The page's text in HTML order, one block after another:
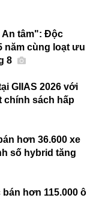
An tâm": Độc
năm cùng loạt ưu
8
GIIAS 2026 với
chính sách hấp
hơn 36.600 xe
số hybrid tăng
hơn 115.000 ô